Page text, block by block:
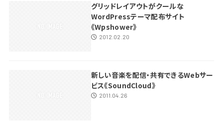
グリッドレイアウトがクールな
WordPressテーマ配布サイト
《Wpshower》
2012.02.20
新しい音楽を配信・共有できるWebサー
ビス《SoundCloud》
2011.04.26